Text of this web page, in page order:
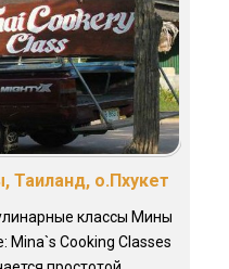
Таиланд, о.Пхукет
классы Мины
Mina`s Cooking Classes